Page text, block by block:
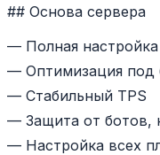
## Основа сервера
— Полная настройка
— Оптимизация под
— Стабильный TPS
— Защита от ботов,
— Настройка всех